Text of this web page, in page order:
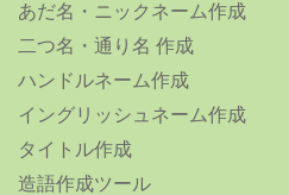
あだ名・ニックネーム作成
二つ名・通り名 作成
ハンドルネーム作成
イングリッシュネーム作成
タイトル作成
造語作成ツール